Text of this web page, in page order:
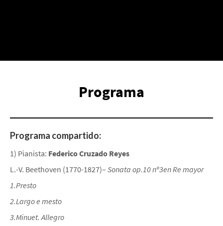
Programa
Programa compartido:
1) Pianista: Federico Cruzado Reyes
L.-V. Beethoven (1770-1827)– Sonata op.10 nº3en Re mayor
1.Presto
2.Largo e mesto
3.Minuet. Allegro